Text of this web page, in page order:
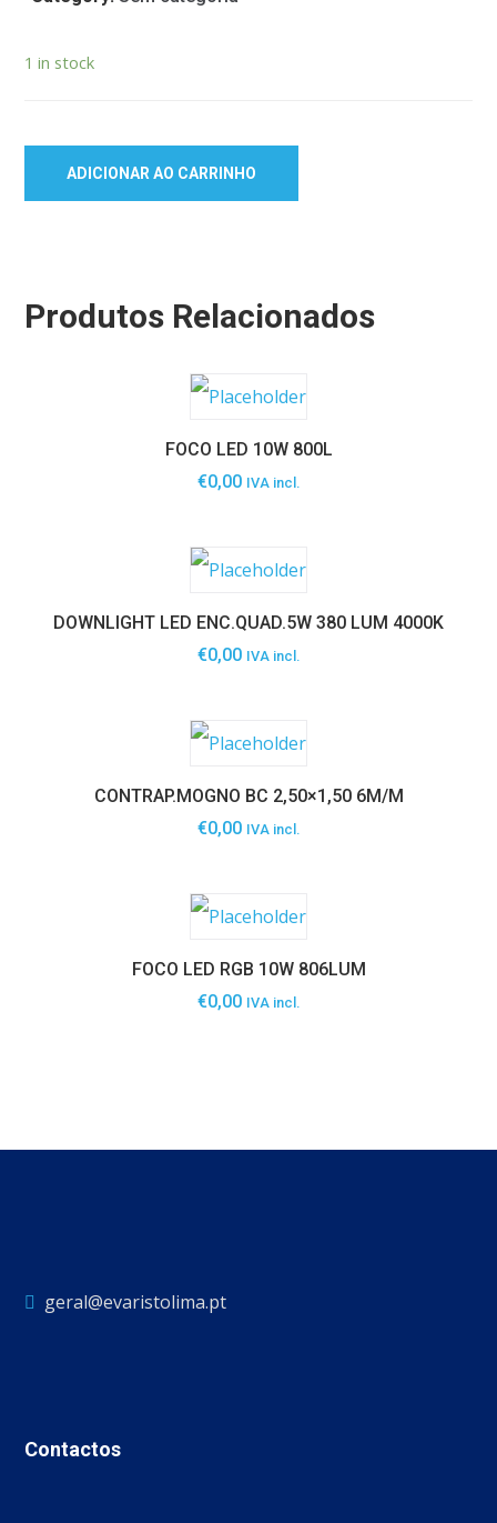
1 in stock
ADICIONAR AO CARRINHO
Produtos Relacionados
FOCO LED 10W 800L
€0,00 IVA incl.
DOWNLIGHT LED ENC.QUAD.5W 380 LUM 4000K
€0,00 IVA incl.
CONTRAP.MOGNO BC 2,50×1,50 6M/M
€0,00 IVA incl.
FOCO LED RGB 10W 806LUM
€0,00 IVA incl.
geral@evaristolima.pt
Contactos